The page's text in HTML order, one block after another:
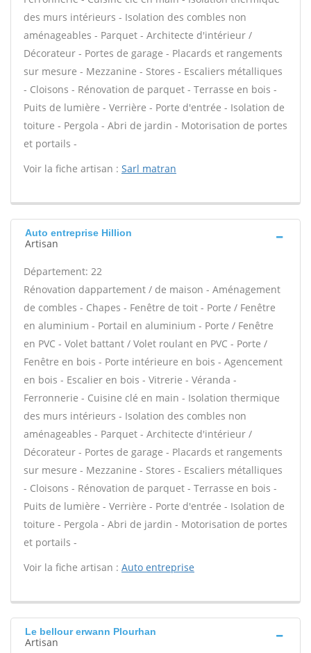
des murs intérieurs - Isolation des combles non
aménageables - Parquet - Architecte d'intérieur /
Décorateur - Portes de garage - Placards et rangements
sur mesure - Mezzanine - Stores - Escaliers métalliques
- Cloisons - Rénovation de parquet - Terrasse en bois -
Puits de lumière - Verrière - Porte d'entrée - Isolation de
toiture - Pergola - Abri de jardin - Motorisation de portes
et portails -
Voir la fiche artisan : Sarl matran
Auto entreprise Hillion
Artisan
Département: 22
Rénovation dappartement / de maison - Aménagement
de combles - Chapes - Fenêtre de toit - Porte / Fenêtre
en aluminium - Portail en aluminium - Porte / Fenêtre
en PVC - Volet battant / Volet roulant en PVC - Porte /
Fenêtre en bois - Porte intérieure en bois - Agencement
en bois - Escalier en bois - Vitrerie - Véranda -
Ferronnerie - Cuisine clé en main - Isolation thermique
des murs intérieurs - Isolation des combles non
aménageables - Parquet - Architecte d'intérieur /
Décorateur - Portes de garage - Placards et rangements
sur mesure - Mezzanine - Stores - Escaliers métalliques
- Cloisons - Rénovation de parquet - Terrasse en bois -
Puits de lumière - Verrière - Porte d'entrée - Isolation de
toiture - Pergola - Abri de jardin - Motorisation de portes
et portails -
Voir la fiche artisan : Auto entreprise
Le bellour erwann Plourhan
Artisan